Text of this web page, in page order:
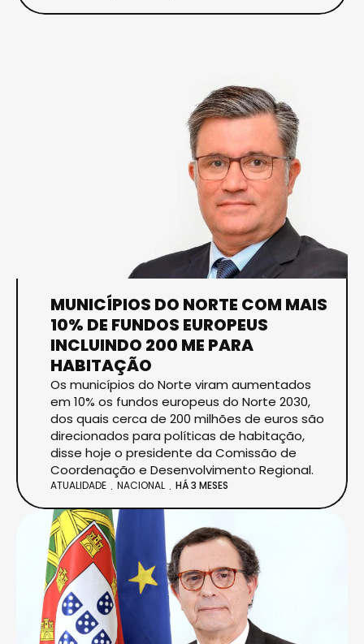
MUNICÍPIOS DO NORTE COM MAIS
10% DE FUNDOS EUROPEUS
INCLUINDO 200 ME PARA
HABITAÇÃO
Os municípios do Norte viram aumentados
em 10% os fundos europeus do Norte 2030,
dos quais cerca de 200 milhões de euros são
direcionados para políticas de habitação,
disse hoje o presidente da Comissão de
Coordenação e Desenvolvimento Regional.
ATUALIDADE NACIONAL HÁ 3 MESES